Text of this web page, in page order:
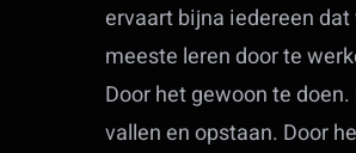
ervaart bijna iedereen
meeste leren door te
Door het gewoon te doen.
vallen en opstaan. Door